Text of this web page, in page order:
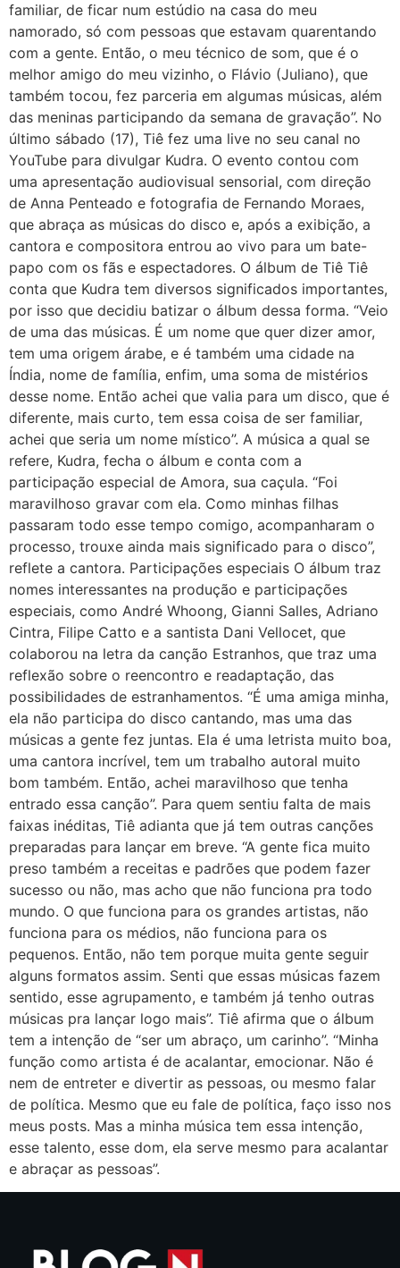
familiar, de ficar num estúdio na casa do meu
namorado, só com pessoas que estavam quarentando
com a gente. Então, o meu técnico de som, que é o
melhor amigo do meu vizinho, o Flávio (Juliano), que
também tocou, fez parceria em algumas músicas, além
das meninas participando da semana de gravação”. No
último sábado (17), Tiê fez uma live no seu canal no
YouTube para divulgar Kudra. O evento contou com
uma apresentação audiovisual sensorial, com direção
de Anna Penteado e fotografia de Fernando Moraes,
que abraça as músicas do disco e, após a exibição, a
cantora e compositora entrou ao vivo para um bate-
papo com os fãs e espectadores. O álbum de Tiê Tiê
conta que Kudra tem diversos significados importantes,
por isso que decidiu batizar o álbum dessa forma. “Veio
de uma das músicas. É um nome que quer dizer amor,
tem uma origem árabe, e é também uma cidade na
Índia, nome de família, enfim, uma soma de mistérios
desse nome. Então achei que valia para um disco, que é
diferente, mais curto, tem essa coisa de ser familiar,
achei que seria um nome místico”. A música a qual se
refere, Kudra, fecha o álbum e conta com a
participação especial de Amora, sua caçula. “Foi
maravilhoso gravar com ela. Como minhas filhas
passaram todo esse tempo comigo, acompanharam o
processo, trouxe ainda mais significado para o disco”,
reflete a cantora. Participações especiais O álbum traz
nomes interessantes na produção e participações
especiais, como André Whoong, Gianni Salles, Adriano
Cintra, Filipe Catto e a santista Dani Vellocet, que
colaborou na letra da canção Estranhos, que traz uma
reflexão sobre o reencontro e readaptação, das
possibilidades de estranhamentos. “É uma amiga minha,
ela não participa do disco cantando, mas uma das
músicas a gente fez juntas. Ela é uma letrista muito boa,
uma cantora incrível, tem um trabalho autoral muito
bom também. Então, achei maravilhoso que tenha
entrado essa canção”. Para quem sentiu falta de mais
faixas inéditas, Tiê adianta que já tem outras canções
preparadas para lançar em breve. “A gente fica muito
preso também a receitas e padrões que podem fazer
sucesso ou não, mas acho que não funciona pra todo
mundo. O que funciona para os grandes artistas, não
funciona para os médios, não funciona para os
pequenos. Então, não tem porque muita gente seguir
alguns formatos assim. Senti que essas músicas fazem
sentido, esse agrupamento, e também já tenho outras
músicas pra lançar logo mais”. Tiê afirma que o álbum
tem a intenção de “ser um abraço, um carinho”. “Minha
função como artista é de acalantar, emocionar. Não é
nem de entreter e divertir as pessoas, ou mesmo falar
de política. Mesmo que eu fale de política, faço isso nos
meus posts. Mas a minha música tem essa intenção,
esse talento, esse dom, ela serve mesmo para acalantar
e abraçar as pessoas”.